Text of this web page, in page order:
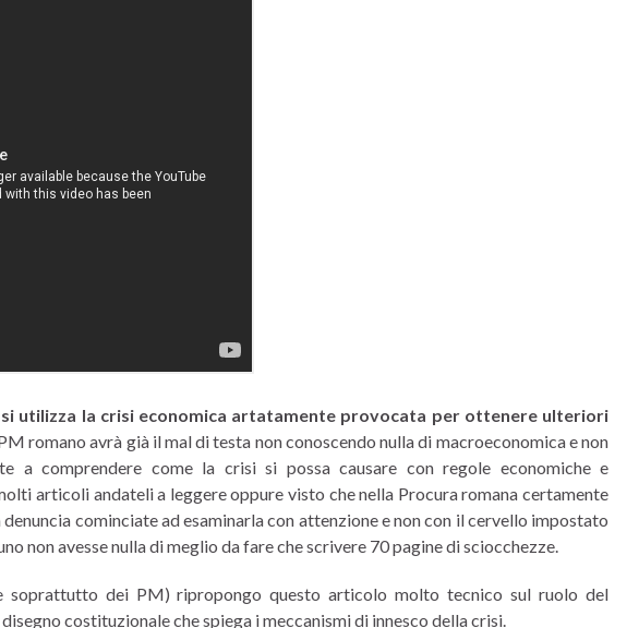
utilizza la crisi economica artatamente provocata per ottenere ulteriori
romano avrà già il mal di testa non conoscendo nulla di macroeconomica e non
a comprendere come la crisi si possa causare con regole economiche e
articoli andateli a leggere oppure visto che nella Procura romana certamente
cominciate ad esaminarla con attenzione e non con il cervello impostato
non avesse nulla di meglio da fare che scrivere 70 pagine di sciocchezze.
soprattutto dei PM) ripropongo questo articolo molto tecnico sul ruolo del
costituzionale che spiega i meccanismi di innesco della crisi.